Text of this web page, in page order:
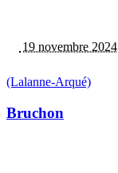
19 novembre 2024
(Lalanne-Arqué)
Bruchon